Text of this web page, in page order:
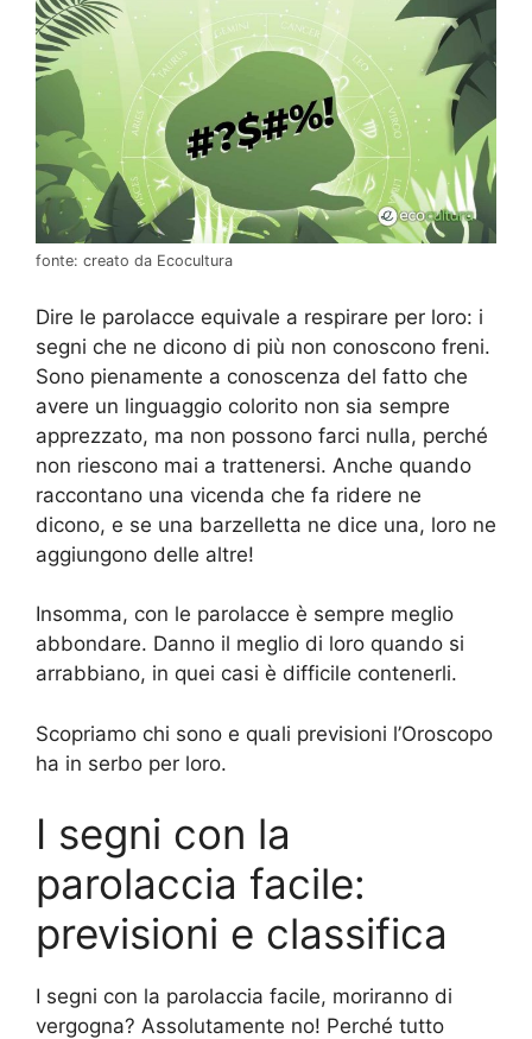
fonte: creato da Ecocultura
Dire le parolacce equivale a respirare per loro: i
segni che ne dicono di più non conoscono freni.
Sono pienamente a conoscenza del fatto che
avere un linguaggio colorito non sia sempre
apprezzato, ma non possono farci nulla, perché
non riescono mai a trattenersi. Anche quando
raccontano una vicenda che fa ridere ne
dicono, e se una barzelletta ne dice una, loro ne
aggiungono delle altre!
Insomma, con le parolacce è sempre meglio
abbondare. Danno il meglio di loro quando si
arrabbiano, in quei casi è difficile contenerli.
Scopriamo chi sono e quali previsioni l’Oroscopo
ha in serbo per loro.
I segni con la
parolaccia facile:
previsioni e classifica
I segni con la parolaccia facile, moriranno di
vergogna? Assolutamente no! Perché tutto